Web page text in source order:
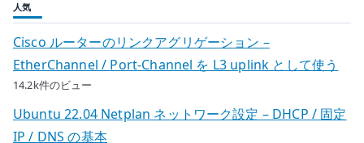
人気
Cisco ルーターのリンクアグリゲーション –
EtherChannel / Port-Channel を L3 uplink として使う
14.2k件のビュー
Ubuntu 22.04 Netplan ネットワーク設定 – DHCP / 固定
IP / DNS の基本